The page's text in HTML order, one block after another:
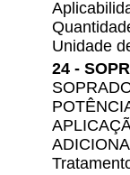
Unidade
24 -